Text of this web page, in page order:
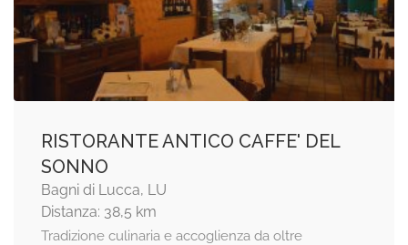
RISTORANTE ANTICO CAFFE' DEL
SONNO
Bagni di Lucca, LU
Distanza: 38,5 km
Tradizione culinaria e accoglienza da oltre